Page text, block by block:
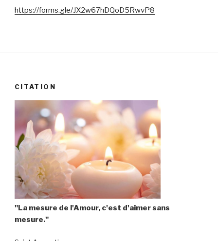
https://forms.gle/JX2w67hDQoD5RwvP8
CITATION
"La mesure de l'Amour, c'est d'aimer sans
mesure."